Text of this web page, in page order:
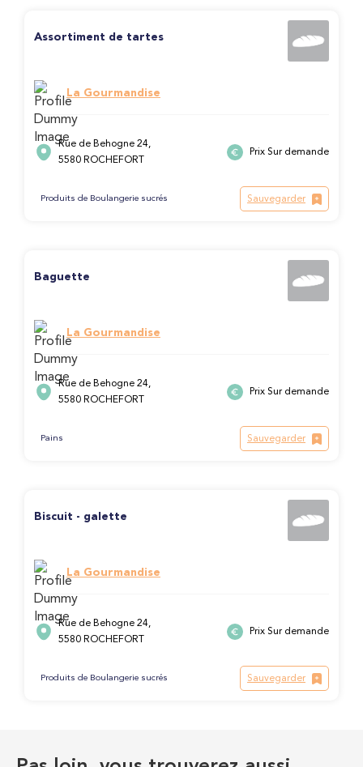
Assortiment de tartes
La Gourmandise
Rue de Behogne 24,
5580 ROCHEFORT
Prix Sur demande
Produits de Boulangerie sucrés Sauvegarder
Baguette
La Gourmandise
Rue de Behogne 24,
5580 ROCHEFORT
Prix Sur demande
Pains Sauvegarder
Biscuit - galette
La Gourmandise
Rue de Behogne 24,
5580 ROCHEFORT
Prix Sur demande
Produits de Boulangerie sucrés Sauvegarder